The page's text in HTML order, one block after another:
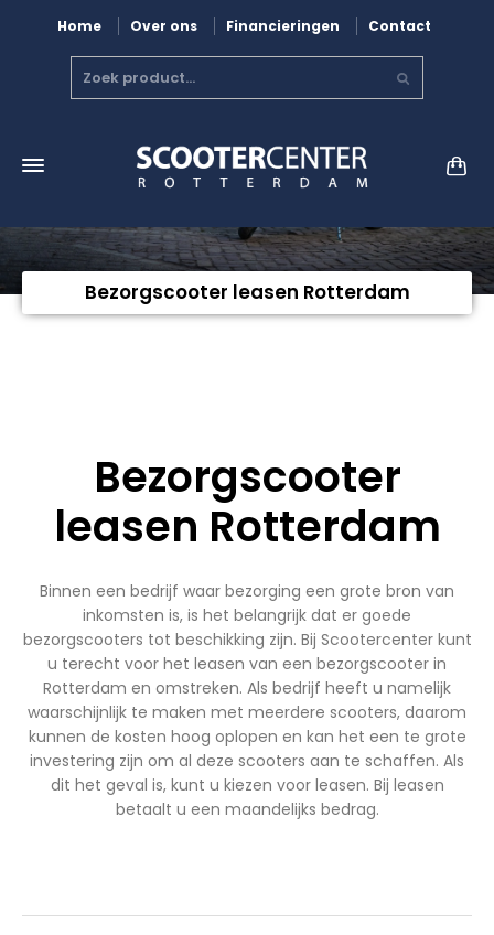
Home Over ons Financieringen Contact
Bezorgscooter leasen Rotterdam
Bezorgscooter
leasen Rotterdam
Binnen een bedrijf waar bezorging een grote bron van
inkomsten is, is het belangrijk dat er goede
bezorgscooters tot beschikking zijn. Bij Scootercenter kunt
u terecht voor het leasen van een bezorgscooter in
Rotterdam en omstreken. Als bedrijf heeft u namelijk
waarschijnlijk te maken met meerdere scooters, daarom
kunnen de kosten hoog oplopen en kan het een te grote
investering zijn om al deze scooters aan te schaffen. Als
dit het geval is, kunt u kiezen voor leasen. Bij leasen
betaalt u een maandelijks bedrag.